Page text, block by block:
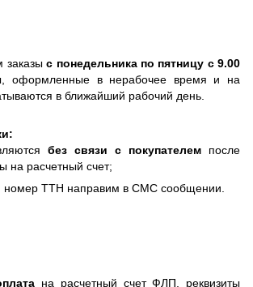
заказыс понедельника по пятницу с 9.00
оформленные в нерабочее время и на
в ближайший рабочий день.
без связи с покупателем после
на расчетный счет;
номер ТТН направим в СМС сообщении.
на расчетный счет ФЛП, реквизиты